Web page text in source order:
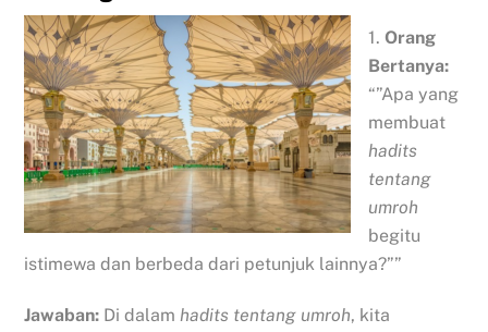
1.Orang
Bertanya:
“”Apa yang
membuat
hadits
tentang
umroh
begitu
istimewa dan berbeda dari petunjuk lainnya?””
Jawaban: Di dalamhadits tentang umroh, kita